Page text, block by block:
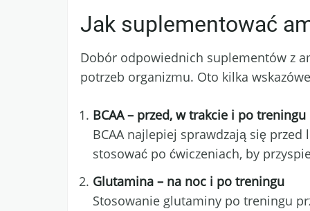
Jak suplementować
Dobór odpowiednich suplementów z
potrzeb organizmu. Oto kilka
BCAA – przed, w trakcie i po treningu
BCAA najlepiej sprawdzają się
stosować po ćwiczeniach, by
Glutamina – na noc i po treningu
Stosowanie glutaminy po treningu